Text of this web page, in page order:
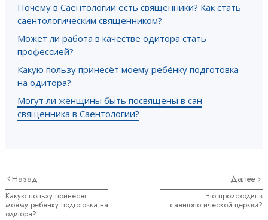
Почему в Саентологии есть священники? Как стать
саентологическим священником?
Может ли работа в качестве одитора стать
профессией?
Какую пользу принесёт моему ребёнку подготовка
на одитора?
Могут ли женщины быть посвящены в сан
священника в Саентологии?
Назад
Какую пользу принесёт
моему ребёнку подготовка на
одитора?
Далее
Что происходит в
саентологической церкви?